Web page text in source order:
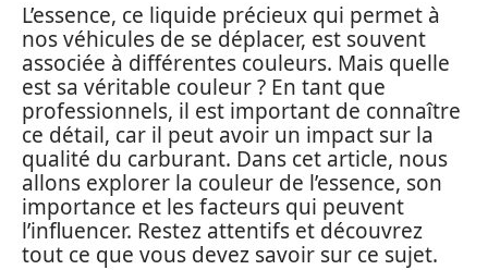
L’essence, ce liquide précieux qui permet à
nos véhicules de se déplacer, est souvent
associée à différentes couleurs. Mais quelle
est sa véritable couleur ? En tant que
professionnels, il est important de connaître
ce détail, car il peut avoir un impact sur la
qualité du carburant. Dans cet article, nous
allons explorer la couleur de l’essence, son
importance et les facteurs qui peuvent
l’influencer. Restez attentifs et découvrez
tout ce que vous devez savoir sur ce sujet.